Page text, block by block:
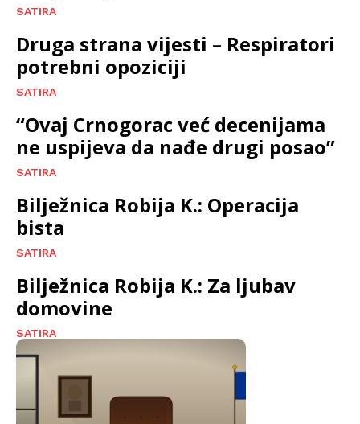
SATIRA
Druga strana vijesti – Respiratori
potrebni opoziciji
SATIRA
“Ovaj Crnogorac već decenijama
ne uspijeva da nađe drugi posao”
SATIRA
Bilježnica Robija K.: Operacija
bista
SATIRA
Bilježnica Robija K.: Za ljubav
domovine
SATIRA